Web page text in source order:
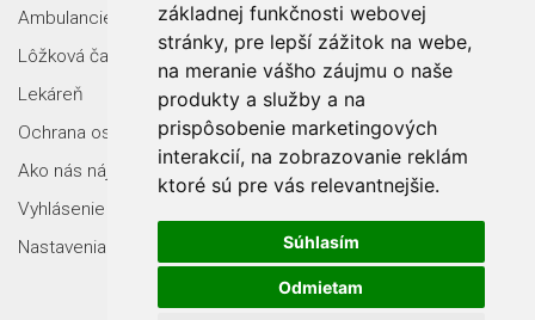
základnej funkčnosti webovej
stránky, pre lepší zážitok na webe,
na meranie vášho záujmu o naše
produkty a služby a na
prispôsobenie marketingových
interakcií, na zobrazovanie reklám
ktoré sú pre vás relevantnejšie.
Súhlasím
Odmietam
Ambulancie
Lôžková časť
Lekáreň
Ochrana osobných údajov
Ako nás nájdete
Vyhlásenie o prístupnosti
Nastavenia Cookies